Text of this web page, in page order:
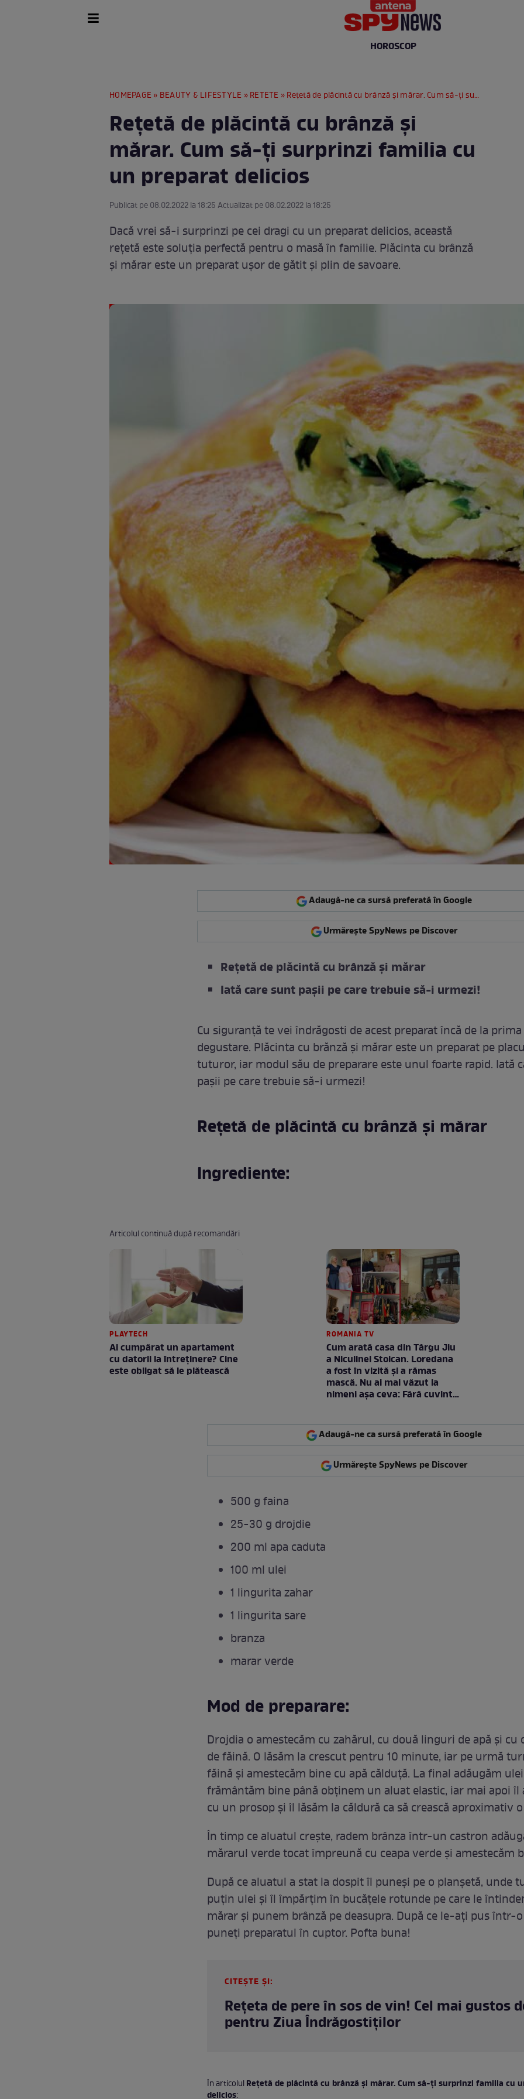
HOROSCOP
HOMEPAGE » BEAUTY & LIFESTYLE »RETETE » Rețetă de plăcintă cu brânză și mărar. Cum să-ți surprinzi familia cu un preparat delicios
Rețetă de plăcintă cu brânză și
mărar. Cum să-ți surprinzi familia cu
un preparat delicios
Publicat pe 08.02.2022 la 18:25 Actualizat pe 08.02.2022 la 18:25
Dacă vrei să-i surprinzi pe cei dragi cu un preparat delicios, această
rețetă este soluția perfectă pentru o masă în familie. Plăcinta cu brânză
și mărar este un preparat ușor de gătit și plin de savoare.
Adaugă-ne ca sursă preferată în Google
Urmărește SpyNews pe Discover
Rețetă de plăcintă cu brânză și mărar
Iată care sunt pașii pe care trebuie să-i urmezi!
Cu siguranță te vei îndrăgosti de acest preparat încă de la prima
degustare. Plăcinta cu brănză și mărar este un preparat pe
tuturor, iar modul său de preparare este unul foarte rapid. Iată
pașii pe care trebuie să-i urmezi!
Rețetă de plăcintă cu brânză și mărar
Ingrediente:
Articolul continuă după recomandări
PLAYTECH
Ai cumpărat un apartament
cu datorii la întreținere? Cine
este obligat să le plătească
ROMANIA TV
Cum arată casa din Târgu Jiu
a Niculinei Stoican. Loredana
a fost în vizită și a rămas
mască. Nu ai mai văzut la
nimeni așa ceva: Fără cuvinte
Adaugă-ne ca sursă preferată în Google
Urmărește SpyNews pe Discover
500 g faina
25-30 g drojdie
200 ml apa caduta
100 ml ulei
1 lingurita zahar
1 lingurita sare
branza
marar verde
Mod de preparare:
Drojdia o amestecăm cu zahărul, cu două linguri de apă și cu
de făină. O lăsăm la crescut pentru 10 minute, iar pe urmă
făină și amestecăm bine cu apă călduță. La final adăugăm
frământăm bine până obținem un aluat elastic, iar mai apoi îl
cu un prosop și îl lăsăm la căldură ca să crească aproximativ
În timp ce aluatul crește, radem brânza într-un castron
mărarul verde tocat împreună cu ceapa verde și amestecăm
După ce aluatul a stat la dospit îl puneși pe o planșetă, unde
puțin ulei și îl împărțim în bucățele rotunde pe care le
mărar și punem brânză pe deasupra. După ce le-ați pus într-
puneți preparatul în cuptor. Pofta buna!
CITEȘTE ȘI:
Rețeta de pere în sos de vin! Cel mai gustos
pentru Ziua Îndrăgostiților
În articolulRețetă de plăcintă cu brânză și mărar. Cum să-ți surprinzi familia cu
delicios: